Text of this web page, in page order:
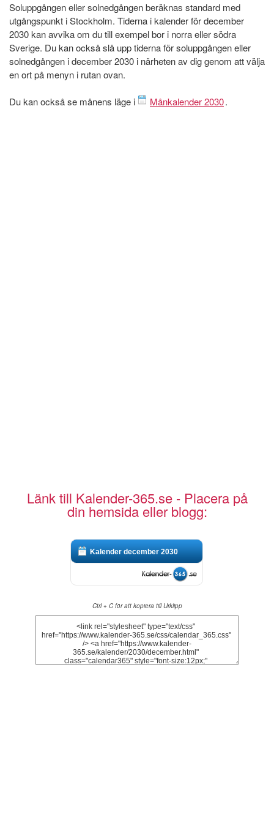
Soluppgången eller solnedgången beräknas standard med
utgångspunkt i Stockholm. Tiderna i kalender för december
2030 kan avvika om du till exempel bor i norra eller södra
Sverige. Du kan också slå upp tiderna för soluppgången eller
solnedgången i december 2030 i närheten av dig genom att välja
en ort på menyn i rutan ovan.
Du kan också se månens läge i Månkalender 2030.
Länk till Kalender-365.se - Placera på
din hemsida eller blogg:
Kalender december 2030
Ctrl + C för att kopiera till Urklipp